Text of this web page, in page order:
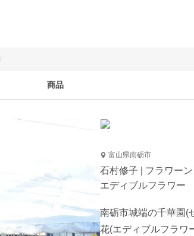
商品
富山県南砺市
石村修子 | フラワー
エディブルフラワー
南砺市城端の千華園(
花(エディブルフラワ